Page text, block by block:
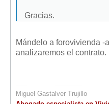
Gracias.
Mándelo a forovivienda -
analizaremos el contrato.
Miguel Gastalver Trujillo